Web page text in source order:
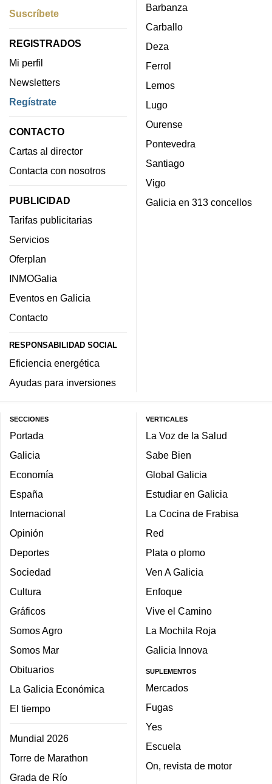
Suscríbete
REGISTRADOS
Mi perfil
Newsletters
Regístrate
CONTACTO
Cartas al director
Contacta con nosotros
PUBLICIDAD
Tarifas publicitarias
Servicios
Oferplan
INMOGalia
Eventos en Galicia
Contacto
RESPONSABILIDAD SOCIAL
Eficiencia energética
Ayudas para inversiones
Barbanza
Carballo
Deza
Ferrol
Lemos
Lugo
Ourense
Pontevedra
Santiago
Vigo
Galicia en 313 concellos
SECCIONES
Portada
Galicia
Economía
España
Internacional
Opinión
Deportes
Sociedad
Cultura
Gráficos
Somos Agro
Somos Mar
Obituarios
La Galicia Económica
El tiempo
Mundial 2026
Torre de Marathon
Grada de Río
VERTICALES
La Voz de la Salud
Sabe Bien
Global Galicia
Estudiar en Galicia
La Cocina de Frabisa
Red
Plata o plomo
Ven A Galicia
Enfoque
Vive el Camino
La Mochila Roja
Galicia Innova
SUPLEMENTOS
Mercados
Fugas
Yes
Escuela
On, revista de motor